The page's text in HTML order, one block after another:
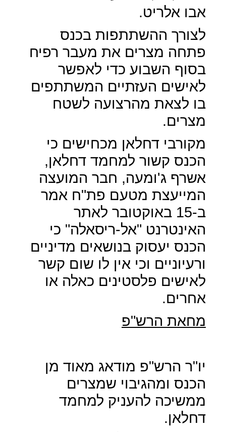
אבו אלריט.
לצורך ההשתתפות בכנס
פתחה מצרים את מעבר רפיח
בסוף השבוע כדי לאפשר
לאישים העזתיים המשתתפים
בו לצאת מהרצועה לשטח
מצרים.
מקורבי דחלאן מכחישים כי
הכנס קשור למחמד דחלאן,
אשרף ג'ומעה, חבר המועצה
המייעצת מטעם פת"ח אמר
ב-15 באוקטובר לאתר
האינטרנט "אל-ריסאלה" כי
הכנס יעסוק בנושאים מדיניים
ורעיוניים וכי אין לו שום קשר
לאישים פלסטינים כאלה או
אחרים.
מחאת הרש"פ
יו"ר הרש"פ מודאג מאוד מן
הכנס ומהגיבוי שמצרים
ממשיכה להעניק למחמד
דחלאן.